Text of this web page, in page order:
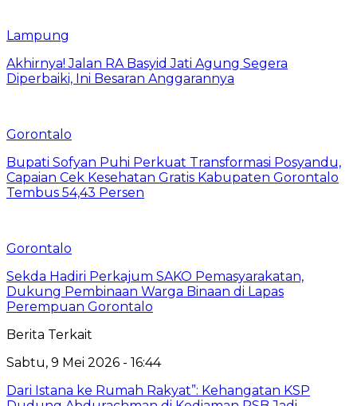
Lampung
Akhirnya! Jalan RA Basyid Jati Agung Segera
Diperbaiki, Ini Besaran Anggarannya
Gorontalo
Bupati Sofyan Puhi Perkuat Transformasi Posyandu,
Capaian Cek Kesehatan Gratis Kabupaten Gorontalo
Tembus 54,43 Persen
Gorontalo
Sekda Hadiri Perkajum SAKO Pemasyarakatan,
Dukung Pembinaan Warga Binaan di Lapas
Perempuan Gorontalo
Berita Terkait
Sabtu, 9 Mei 2026 - 16:44
Dari Istana ke Rumah Rakyat”: Kehangatan KSP